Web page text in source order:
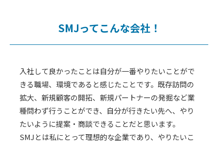
SMJってこんな会社！
入社して良かったことは自分が一番やりたいことがで
きる職場、環境であると感じたことです。既存訪問の
拡大、新規顧客の開拓、新規パートナーの発掘など業
種問わず行うことができ、自分が行きたい先へ、やり
たいように提案・商談できることだと思います。
SMJとは私にとって理想的な企業であり、やりたいこ